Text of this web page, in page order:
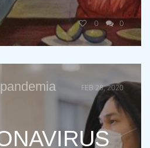
0 0
FEB 28, 2020